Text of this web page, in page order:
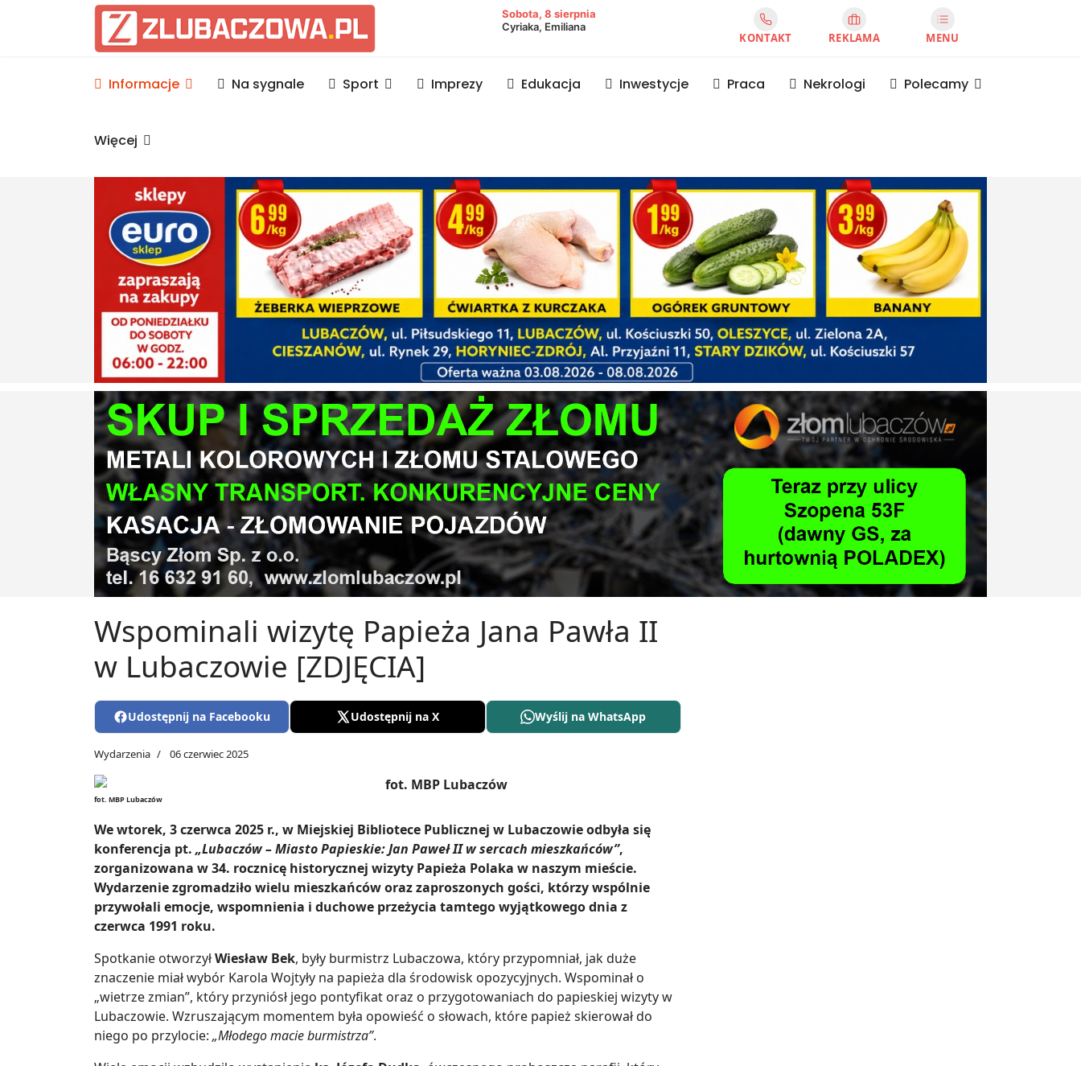
Informacje Lubaczów, powiat lubaczowski
Sobota, 8 sierpnia
Cyriaka, Emiliana
KONTAKT REKLAMA MENU
Informacje Na sygnale Sport Imprezy Edukacja Inwestycje Praca Nekrologi Polecamy
Więcej
Wspominali wizytę Papieża Jana Pawła II
w Lubaczowie [ZDJĘCIA]
Udostępnij na Facebooku Udostępnij na X Wyślij na WhatsApp
Wydarzenia 06 czerwiec 2025
fot. MBP Lubaczów
We wtorek, 3 czerwca 2025 r., w Miejskiej Bibliotece Publicznej w Lubaczowie odbyła się
konferencja pt. „Lubaczów – Miasto Papieskie: Jan Paweł II w sercach mieszkańców”,
zorganizowana w 34. rocznicę historycznej wizyty Papieża Polaka w naszym mieście.
Wydarzenie zgromadziło wielu mieszkańców oraz zaproszonych gości, którzy wspólnie
przywołali emocje, wspomnienia i duchowe przeżycia tamtego wyjątkowego dnia z
czerwca 1991 roku.
Spotkanie otworzyłWiesław Bek, były burmistrz Lubaczowa, który przypomniał, jak duże
znaczenie miał wybór Karola Wojtyły na papieża dla środowisk opozycyjnych. Wspominał o
„wietrze zmian”, który przyniósł jego pontyfikat oraz o przygotowaniach do papieskiej wizyty w
Lubaczowie. Wzruszającym momentem była opowieść o słowach, które papież skierował do
niego po przylocie: „Młodego macie burmistrza”.